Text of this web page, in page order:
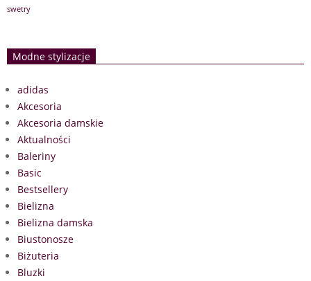
swetry
Modne stylizacje
adidas
Akcesoria
Akcesoria damskie
Aktualności
Baleriny
Basic
Bestsellery
Bielizna
Bielizna damska
Biustonosze
Biżuteria
Bluzki